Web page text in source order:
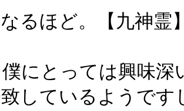
なるほど。【九神
にとっては興味深
しているようです